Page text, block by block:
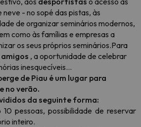
- no sopé das pistas, às
de organizar seminários modernos,
como às famílias e empresas a
os seus próprios seminários.Para
, a oportunidade de celebrar
inesquecíveis...
de Piau é um lugar para
no verão.
da seguinte forma:
10 pessoas, possibilidade de reservar
inteiro.